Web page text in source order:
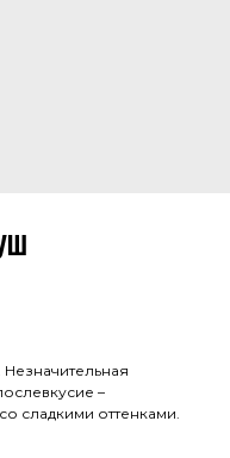
–
сладкими оттенками.